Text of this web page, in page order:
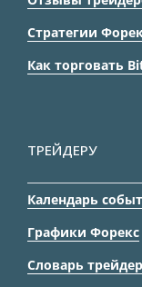
Стратегии
Как торговать
ТРЕЙДЕРУ
Календарь
Графики Форекс
Словарь